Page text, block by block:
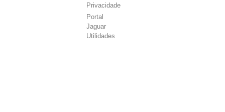
Privacidade
Portal
Jaguar
Utilidades